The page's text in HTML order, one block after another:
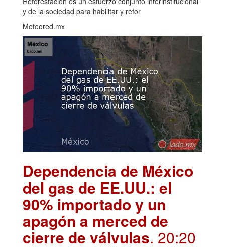
y de la sociedad para habilitar y refor
Meteored.mx
Dependencia de México
del gas de EE.UU.: el
90% importado y un
apagón a merced de
cierre de válvulas. 20:20